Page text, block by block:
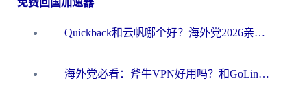
免费回国加速器
Quickback和云帆哪个好？海外党2026亲测指南：选对加速器大陆工具，无缝刷国内剧玩国服
海外党必看：斧牛VPN好用吗？和GoLinkVPN对比哪个回国效果更好？